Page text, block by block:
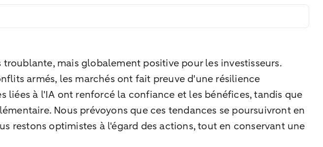
mais globalement positive pour les investisseurs.
armés, les marchés ont fait preuve d'une résilience
liées à l'IA ont renforcé la confiance et les bénéfices, tandis que
Nous prévoyons que ces tendances se poursuivront en
restons optimistes à l'égard des actions, tout en conservant une